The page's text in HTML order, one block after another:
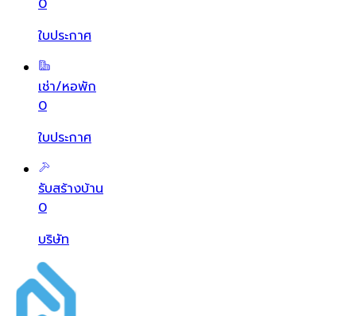
ใบประกาศ
เช่า/หอพัก
0
ใบประกาศ
รับสร้างบ้าน
0
บริษัท